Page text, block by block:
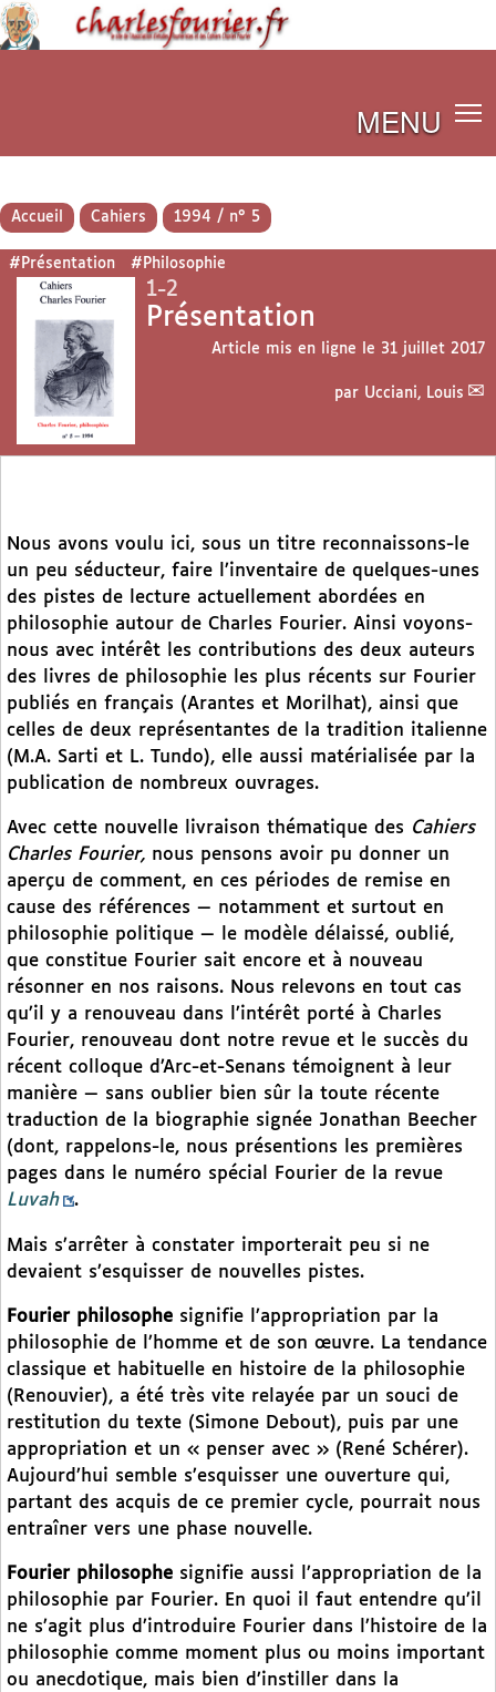
MENU
Accueil Cahiers 1994 / n° 5
#Présentation #Philosophie
1-2
Présentation
Article mis en ligne le 31 juillet 2017
par Ucciani, Louis
Nous avons voulu ici, sous un titre reconnaissons-le
un peu séducteur, faire l’inventaire de quelques-unes
des pistes de lecture actuellement abordées en
philosophie autour de Charles Fourier. Ainsi voyons-
nous avec intérêt les contributions des deux auteurs
des livres de philosophie les plus récents sur Fourier
publiés en français (Arantes et Morilhat), ainsi que
celles de deux représentantes de la tradition italienne
(M.A. Sarti et L. Tundo), elle aussi matérialisée par la
publication de nombreux ouvrages.
Avec cette nouvelle livraison thématique des Cahiers
Charles Fourier, nous pensons avoir pu donner un
aperçu de comment, en ces périodes de remise en
cause des références — notamment et surtout en
philosophie politique — le modèle délaissé, oublié,
que constitue Fourier sait encore et à nouveau
résonner en nos raisons. Nous relevons en tout cas
qu’il y a renouveau dans l’intérêt porté à Charles
Fourier, renouveau dont notre revue et le succès du
récent colloque d’Arc-et-Senans témoignent à leur
manière — sans oublier bien sûr la toute récente
traduction de la biographie signée Jonathan Beecher
(dont, rappelons-le, nous présentions les premières
pages dans le numéro spécial Fourier de la revue
Luvah
.
Mais s’arrêter à constater importerait peu si ne
devaient s’esquisser de nouvelles pistes.
Fourier philosophe signifie l’appropriation par la
philosophie de l’homme et de son œuvre. La tendance
classique et habituelle en histoire de la philosophie
(Renouvier), a été très vite relayée par un souci de
restitution du texte (Simone Debout), puis par une
appropriation et un « penser avec » (René Schérer).
Aujourd’hui semble s’esquisser une ouverture qui,
partant des acquis de ce premier cycle, pourrait nous
entraîner vers une phase nouvelle.
Fourier philosophe signifie aussi l’appropriation de la
philosophie par Fourier. En quoi il faut entendre qu’il
ne s’agit plus d’introduire Fourier dans l’histoire de la
philosophie comme moment plus ou moins important
ou anecdotique, mais bien d’instiller dans la